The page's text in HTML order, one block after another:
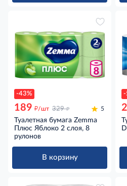
-43%
189 д/шт 329 д 5
Туалетная бумага Zemma
Плюс Яблоко 2 слоя, 8
рулонов
В корзину
-